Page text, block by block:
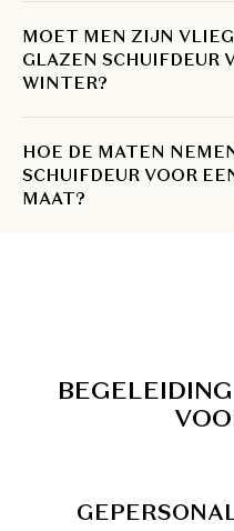
MOET MEN ZIJN
GLAZEN SCHUIFDEUR
WINTER?
HOE DE MATEN
SCHUIFDEUR VOOR
MAAT?
BEGELEIDING
VOO